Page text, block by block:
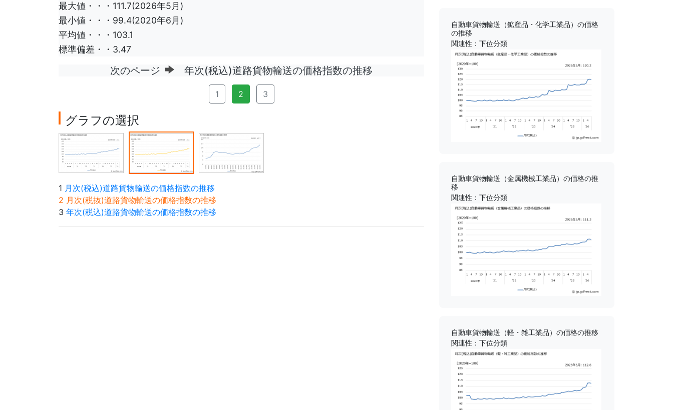
最大値・・・111.7(2026年5月)
最小値・・・99.4(2020年6月)
平均値・・・103.1
標準偏差・・3.47
次のページ 年次(税込)道路貨物輸送の価格指数の推移
1 2 3
グラフの選択
1 月次(税込)道路貨物輸送の価格指数の推移
2 月次(税抜)道路貨物輸送の価格指数の推移
3 年次(税込)道路貨物輸送の価格指数の推移
自動車貨物輸送（鉱産品・化学工業品）の価格
の推移
関連性：下位分類
自動車貨物輸送（金属機械工業品）の価格の推
移
関連性：下位分類
自動車貨物輸送（軽・雑工業品）の価格の推移
関連性：下位分類